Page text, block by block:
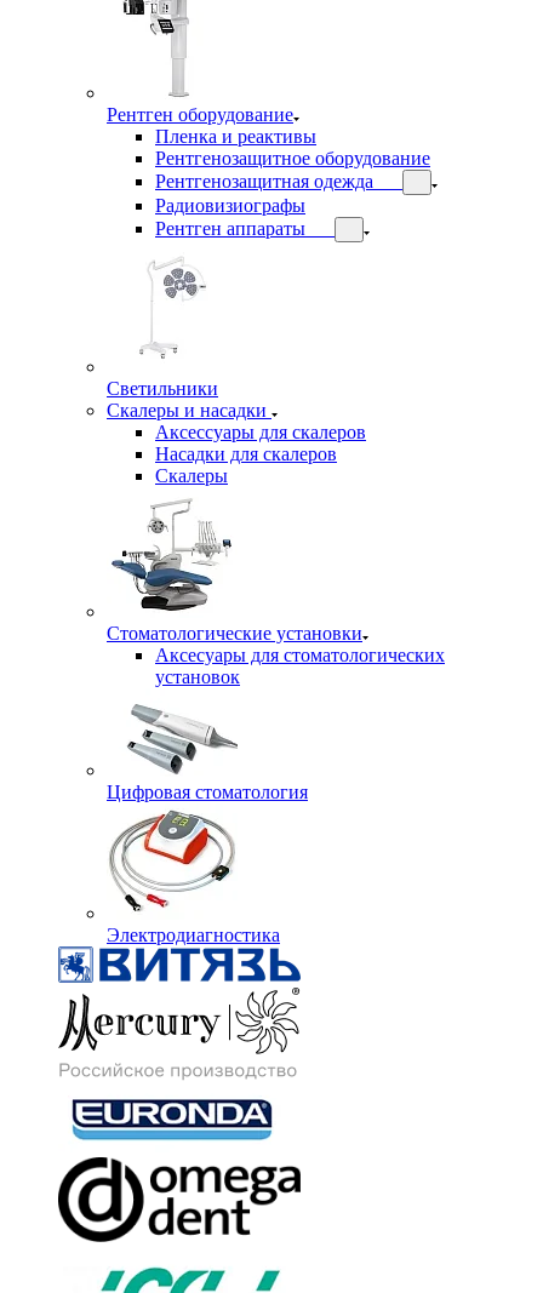
Рентген оборудование
Пленка и реактивы
Рентгенозащитное оборудование
Рентгенозащитная одежда
Радиовизиографы
Рентген аппараты
Светильники
Скалеры и насадки
Аксессуары для скалеров
Насадки для скалеров
Скалеры
Стоматологические установки
Аксесуары для стоматологических
установок
Цифровая стоматология
Электродиагностика